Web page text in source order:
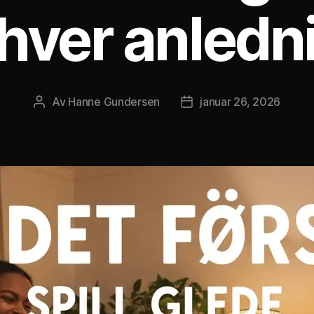
Innleggsforfatter
Av Hanne Gundersen Publiseringsdato
januar 26, 2026